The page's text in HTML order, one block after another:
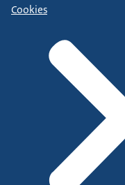
Cookies